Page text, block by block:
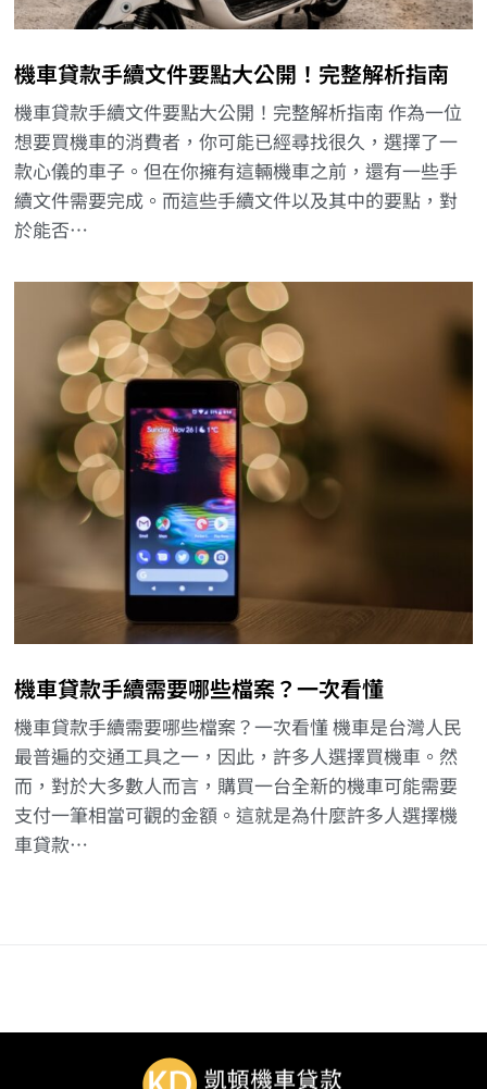
機車貸款手續文件要點大公開！完整解析指南
機車貸款手續文件要點大公開！完整解析指南 作為一位
想要買機車的消費者，你可能已經尋找很久，選擇了一
款心儀的車子。但在你擁有這輛機車之前，還有一些手
續文件需要完成。而這些手續文件以及其中的要點，對
於能否…
機車貸款手續需要哪些檔案？一次看懂
機車貸款手續需要哪些檔案？一次看懂 機車是台灣人民
最普遍的交通工具之一，因此，許多人選擇買機車。然
而，對於大多數人而言，購買一台全新的機車可能需要
支付一筆相當可觀的金額。這就是為什麼許多人選擇機
車貸款…